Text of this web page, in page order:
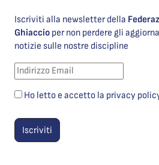
Iscriviti alla newsletter della
Ghiaccio per non perdere gli
notizie sulle nostre discipline
Ho letto e accetto la privacy